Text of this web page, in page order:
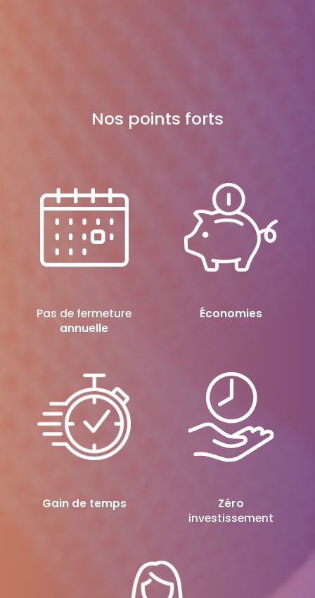
Nos points forts
Pas de fermeture
annuelle
Économies
Gain de temps
Zéro
investissement